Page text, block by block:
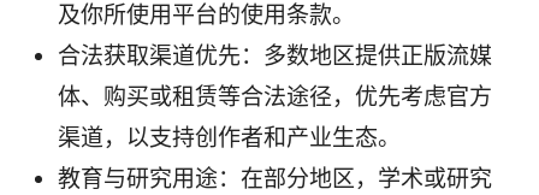
及你所使用平台的使用条款。
合法获取渠道优先：多数地区提供正版流媒
体、购买或租赁等合法途径，优先考虑官方
渠道，以支持创作者和产业生态。
教育与研究用途：在部分地区，学术或研究